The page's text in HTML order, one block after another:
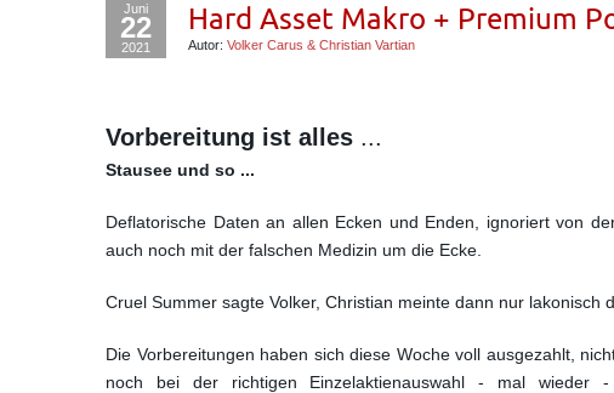
Juni
22
2021
Hard Asset Makro + Premium
Autor: Volker Carus & Christian Vartian
Vorbereitung ist alles ...
Stausee und so ...
Deflatorische Daten an allen Ecken und Enden, ignoriert von
auch noch mit der falschen Medizin um die Ecke.
Cruel Summer sagte Volker, Christian meinte dann nur lakonisch
Die Vorbereitungen haben sich diese Woche voll ausgezahlt,
noch bei der richtigen Einzelaktienauswahl - mal